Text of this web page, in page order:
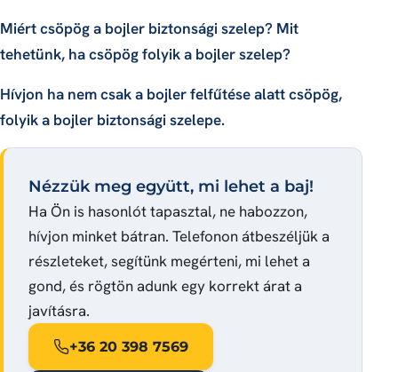
Miért csöpög a bojler biztonsági szelep? Mit
tehetünk, ha csöpög folyik a bojler szelep?
Hívjon ha nem csak a bojler felfűtése alatt csöpög,
folyik a bojler biztonsági szelepe.
Nézzük meg együtt, mi lehet a baj!
Ha Ön is hasonlót tapasztal, ne habozzon,
hívjon minket bátran. Telefonon átbeszéljük a
részleteket, segítünk megérteni, mi lehet a
gond, és rögtön adunk egy korrekt árat a
javításra.
+36 20 398 7569